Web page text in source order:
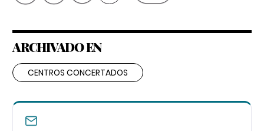
ARCHIVADO EN
CENTROS CONCERTADOS